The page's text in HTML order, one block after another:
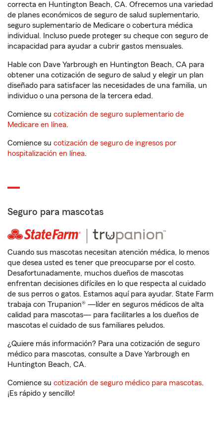
correcta en Huntington Beach, CA. Ofrecemos una variedad
de planes económicos de seguro de salud suplementario,
seguro suplementario de Medicare o cobertura médica
individual. Incluso puede proteger su cheque con seguro de
incapacidad para ayudar a cubrir gastos mensuales.
Hable con Dave Yarbrough en Huntington Beach, CA para
obtener una cotización de seguro de salud y elegir un plan
diseñado para satisfacer las necesidades de una familia, un
individuo o una persona de la tercera edad.
Comience su cotización de seguro suplementario de
Medicare en línea.
Comience su cotización de seguro de ingresos por
hospitalización en línea.
Seguro para mascotas
Cuando sus mascotas necesitan atención médica, lo menos
que desea usted es tener que preocuparse por el costo.
Desafortunadamente, muchos dueños de mascotas
enfrentan decisiones difíciles en lo que respecta al cuidado
de sus perros o gatos. Estamos aquí para ayudar. State Farm
trabaja con Trupanion® —líder en seguros médicos de alta
calidad para mascotas— para facilitarles a los dueños de
mascotas el cuidado de sus familiares peludos.
¿Quiere más información? Para una cotización de seguro
médico para mascotas, consulte a Dave Yarbrough en
Huntington Beach, CA.
Comience su cotización de seguro médico para mascotas.
¡Es rápido y sencillo!